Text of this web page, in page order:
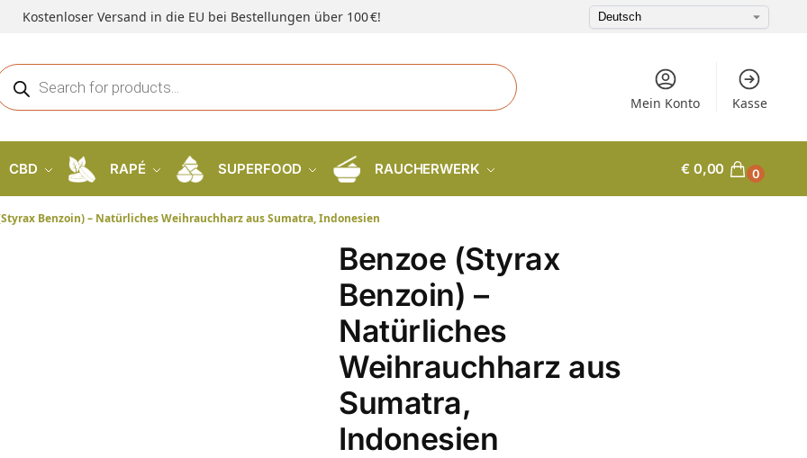
Kostenloser Versand in die EU bei Bestellungen über 100 €!
Mein Konto Kasse
CBD RAPÉ SUPERFOOD RAUCHERWERK € 0,00 0
Benzoin) – Natürliches Weihrauchharz aus Sumatra, Indonesien
Benzoe (Styrax
Benzoin) –
Natürliches
Weihrauchharz aus
Sumatra,
Indonesien